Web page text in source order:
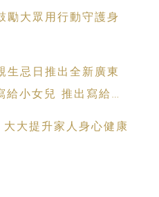
勵大眾用行動守護身
忌日推出全新廣東
小女兒 推出寫給所
大提升家人身心健康